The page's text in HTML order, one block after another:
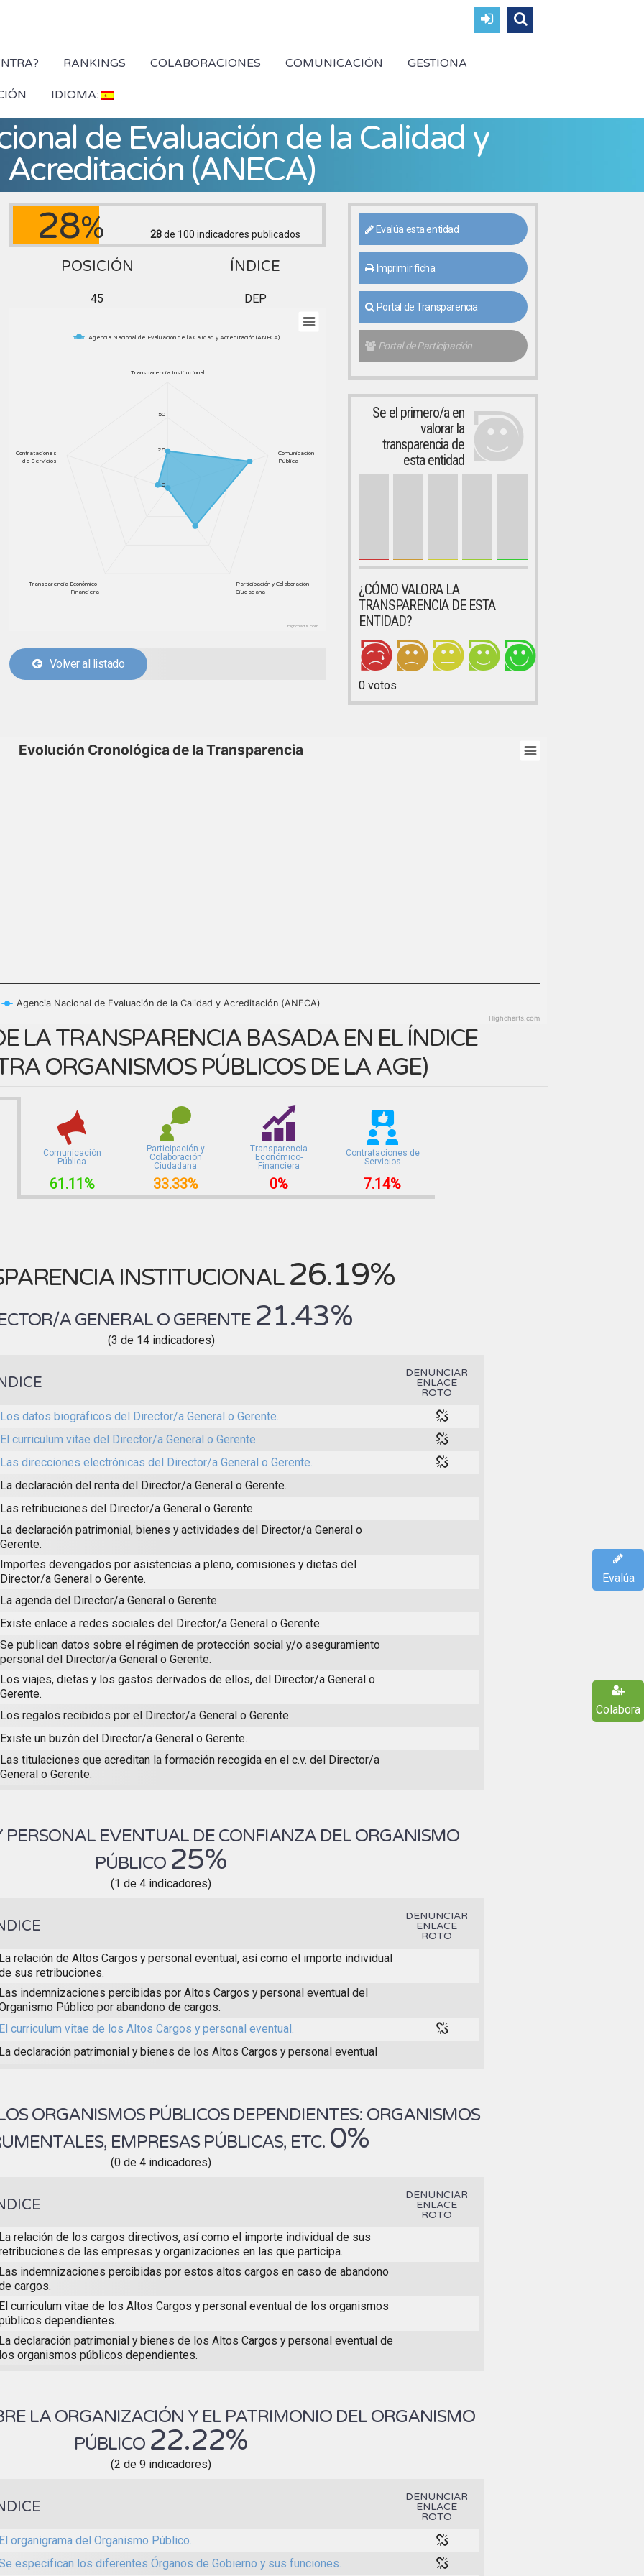
RANKINGS COLABORACIONES COMUNICACIÓN GESTIONA
IDIOMA:
de Evaluación de la Calidad y
Acreditación (ANECA)
28% 28de 100 indicadores publicados
POSICIÓN ÍNDICE
45 DEP
Agencia Nacional de Evaluación de la Calidad y Acreditación (ANECA)
Transparencia Institucional
Comunicación
Pública
Participación y Colaboración
Ciudadana
Transparencia Económico-
Financiera
Contrataciones
de Servicios
0
25
50
Highcharts.com
Volver al listado
Evalúa esta entidad
Imprimir ficha
Portal de Transparencia
Portal de Participación
Se el primero/a en
valorar la
transparencia de
esta entidad
¿CÓMO VALORA LA
TRANSPARENCIA DE ESTA
ENTIDAD?
0votos
Evolución Cronológica de la Transparencia
Agencia Nacional de Evaluación de la Calidad y Acreditación (ANECA)
Highcharts.com
LA TRANSPARENCIA BASADA EN EL ÍNDICE
ORGANISMOS PÚBLICOS DE LA AGE)
Comunicación
Pública
61.11%
Participación y
Colaboración
Ciudadana
33.33%
Transparencia
Económico-
Financiera
0%
Contrataciones de
Servicios
7.14%
INSTITUCIONAL 26.19%
A GENERAL O GERENTE 21.43%
(3 de 14 indicadores)
DENUNCIAR
ENLACE
ROTO
Los datos biográficos del Director/a General o Gerente.
El curriculum vitae del Director/a General o Gerente.
Las direcciones electrónicas del Director/a General o Gerente.
La declaración del renta del Director/a General o Gerente.
Las retribuciones del Director/a General o Gerente.
La declaración patrimonial, bienes y actividades del Director/a General o
Gerente.
Importes devengados por asistencias a pleno, comisiones y dietas del
Director/a General o Gerente.
La agenda del Director/a General o Gerente.
Existe enlace a redes sociales del Director/a General o Gerente.
Se publican datos sobre el régimen de protección social y/o aseguramiento
personal del Director/a General o Gerente.
Los viajes, dietas y los gastos derivados de ellos, del Director/a General o
Gerente.
Los regalos recibidos por el Director/a General o Gerente.
Existe un buzón del Director/a General o Gerente.
Las titulaciones que acreditan la formación recogida en el c.v. del Director/a
General o Gerente.
PERSONAL EVENTUAL DE CONFIANZA DEL ORGANISMO
PÚBLICO 25%
(1 de 4 indicadores)
DENUNCIAR
ENLACE
ROTO
La relación de Altos Cargos y personal eventual, así como el importe individual
sus retribuciones.
Las indemnizaciones percibidas por Altos Cargos y personal eventual del
Público por abandono de cargos.
El curriculum vitae de los Altos Cargos y personal eventual.
La declaración patrimonial y bienes de los Altos Cargos y personal eventual
ORGANISMOS PÚBLICOS DEPENDIENTES: ORGANISMOS
EMPRESAS PÚBLICAS, ETC. 0%
(0 de 4 indicadores)
DENUNCIAR
ENLACE
ROTO
La relación de los cargos directivos, así como el importe individual de sus
de las empresas y organizaciones en las que participa.
Las indemnizaciones percibidas por estos altos cargos en caso de abandono
cargos.
El curriculum vitae de los Altos Cargos y personal eventual de los organismos
dependientes.
La declaración patrimonial y bienes de los Altos Cargos y personal eventual de
los organismos públicos dependientes.
LA ORGANIZACIÓN Y EL PATRIMONIO DEL ORGANISMO
PÚBLICO 22.22%
(2 de 9 indicadores)
DENUNCIAR
ENLACE
ROTO
El organigrama del Organismo Público.
especifican los diferentes Órganos de Gobierno y sus funciones.
Evalúa
Colabora